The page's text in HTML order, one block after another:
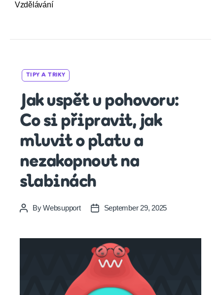
Vzdělávání
TIPY A TRIKY
Jak uspět u pohovoru:
Co si připravit, jak
mluvit o platu a
nezakopnout na
slabinách
PostByWebsupport
PostSeptember 29, 2025